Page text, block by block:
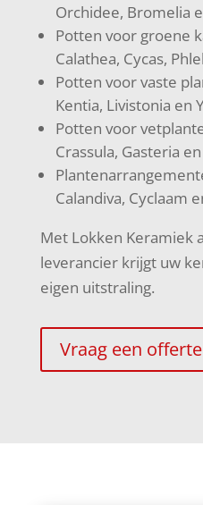
Orchidee, Bromelia
Potten voor groene
Calathea, Cycas,
Potten voor vaste
Kentia, Livistonia en
Potten voor
Crassula, Gasteria
Calandiva, Cyclaam
Met Lokken Keramiek
leverancier krijgt uw
eigen uitstraling.
Vraag een